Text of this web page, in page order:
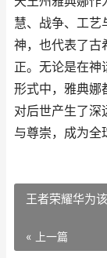
慧、战争、工艺
神，也代表了
正。无论是在神
形式中，雅典娜
对后世产生了深
与尊崇，成为全
王者荣耀华为
« 上一篇